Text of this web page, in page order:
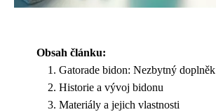
Obsah článku:
Gatorade bidon: Nezbytný doplněk
Historie a vývoj bidonu
Materiály a jejich vlastnosti